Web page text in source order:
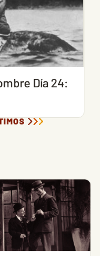
Día 24: